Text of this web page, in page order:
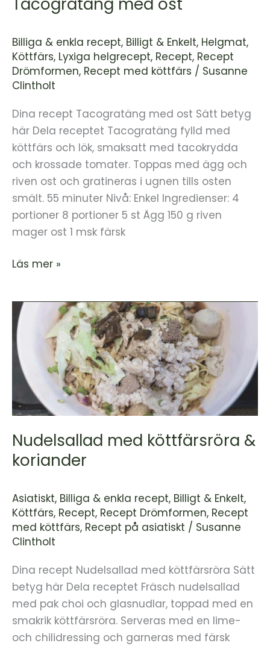
Tacogratäng med ost
Billiga & enkla recept, Billigt & Enkelt, Helgmat,
Köttfärs, Lyxiga helgrecept, Recept, Recept
Drömformen, Recept med köttfärs / Susanne
Clintholt
Dina recept Tacogratäng med ost Sätt betyg
här Dela receptet Tacogratäng fylld med
köttfärs och lök, smaksatt med tacokrydda
och krossade tomater. Toppas med ägg och
riven ost och gratineras i ugnen tills osten
smält. 55 minuter Nivå: Enkel Ingredienser: 4
portioner 8 portioner 5 st Ägg 150 g riven
mager ost 1 msk färsk
Läs mer »
Nudelsallad med köttfärsröra &
koriander
Asiatiskt, Billiga & enkla recept, Billigt & Enkelt,
Köttfärs, Recept, Recept Drömformen, Recept
med köttfärs, Recept på asiatiskt / Susanne
Clintholt
Dina recept Nudelsallad med köttfärsröra Sätt
betyg här Dela receptet Fräsch nudelsallad
med pak choi och glasnudlar, toppad med en
smakrik köttfärsröra. Serveras med en lime-
och chilidressing och garneras med färsk
Nudelsallad
med
köttfärsröra
&
koriander